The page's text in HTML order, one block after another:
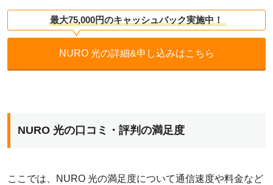
最大75,000円のキャッシュバック実施中！
NURO 光の詳細&申し込みはこちら
NURO 光の口コミ・評判の満足度
ここでは、NURO 光の満足度について通信速度や料金など